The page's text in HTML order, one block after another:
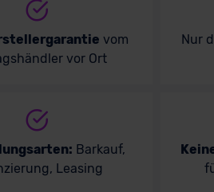
vom
vor Ort
Nur
Barkauf,
Leasing